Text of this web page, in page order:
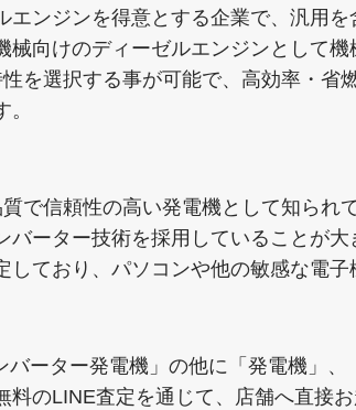
ンジンを得意とする企業で、汎用
向けのディーゼルエンジンとして
を選択する事が可能で、高効率・省
で信頼性の高い発電機として知られ
バーター技術を採用していることが
ており、パソコンや他の敏感な電
ーター発電機」の他に「発電機」
のLINE査定を通じて、店舗へ直接